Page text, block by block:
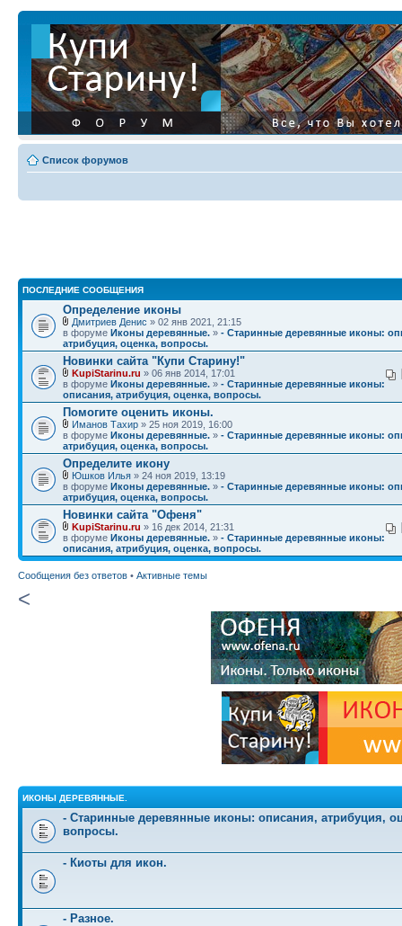
Список форумов
ПОСЛЕДНИЕ СООБЩЕНИЯ
Определение иконы
Дмитриев Денис » 02 янв 2021, 21:15
в форуме Иконы деревянные. » - Старинные деревянные иконы:
атрибуция, оценка, вопросы.
Новинки сайта "Купи Старину!"
KupiStarinu.ru » 06 янв 2014, 17:01
в форуме Иконы деревянные. » - Старинные деревянные иконы:
описания, атрибуция, оценка, вопросы.
Помогите оценить иконы.
Иманов Тахир » 25 ноя 2019, 16:00
в форуме Иконы деревянные. » - Старинные деревянные иконы:
атрибуция, оценка, вопросы.
Определите икону
Юшков Илья » 24 ноя 2019, 13:19
в форуме Иконы деревянные. » - Старинные деревянные иконы:
атрибуция, оценка, вопросы.
Новинки сайта "Офеня"
KupiStarinu.ru » 16 дек 2014, 21:31
в форуме Иконы деревянные. » - Старинные деревянные иконы:
описания, атрибуция, оценка, вопросы.
Сообщения без ответов • Активные темы
<
ИКОНЫ ДЕРЕВЯННЫЕ.
- Старинные деревянные иконы: описания, атрибуция,
вопросы.
- Киоты для икон.
- Разное.